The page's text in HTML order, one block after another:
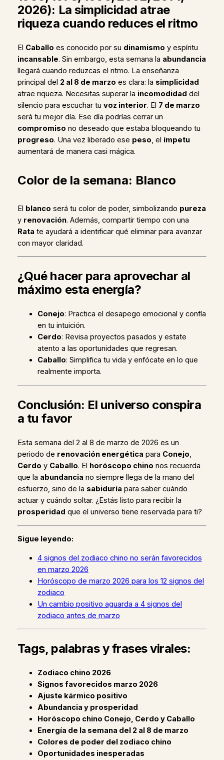
2026): La simplicidad atrae
riqueza cuando reduces el ritmo
El Caballo es conocido por su dinamismo y espíritu
incansable. Sin embargo, esta semana la abundancia
llegará cuando reduzcas el ritmo. La enseñanza
principal del 2 al 8 de marzo es clara: la simplicidad
atrae riqueza. Necesitas superar la incomodidad del
silencio para escuchar tu voz interior. El 7 de marzo
será tu mejor día. Ese día podrías cerrar un
compromiso no deseado que estaba bloqueando tu
progreso. Una vez liberado ese peso, el ímpetu
aumentará de manera casi mágica.
Color de la semana: Blanco
El blanco será tu color de poder, simbolizando pureza
y renovación. Además, compartir tiempo con una
Rata te ayudará a identificar qué eliminar para avanzar
con mayor claridad.
¿Qué hacer para aprovechar al
máximo esta energía?
Conejo: Practica el desapego emocional y confía
en tu intuición.
Cerdo: Revisa proyectos pasados y estate
atento a las oportunidades que regresan.
Caballo: Simplifica tu vida y enfócate en lo que
realmente importa.
Conclusión: El universo conspira
a tu favor
Esta semana del 2 al 8 de marzo de 2026 es un
periodo de renovación energética para Conejo,
Cerdo y Caballo. El horóscopo chino nos recuerda
que la abundancia no siempre llega de la mano del
esfuerzo, sino de la sabiduría para saber cuándo
actuar y cuándo soltar. ¿Estás listo para recibir la
prosperidad que el universo tiene reservada para ti?
Sigue leyendo:
4 signos del zodiaco chino no serán favorecidos
en marzo 2026
Horóscopo de marzo 2026 para los 12 signos del
zodiaco
Un cambio positivo aguarda a 4 signos del
zodiaco antes de marzo
Tags, palabras y frases virales:
Zodiaco chino 2026
Signos favorecidos marzo 2026
Ajuste kármico positivo
Abundancia y prosperidad
Horóscopo chino Conejo, Cerdo y Caballo
Energía de la semana del 2 al 8 de marzo
Colores de poder del zodiaco chino
Oportunidades inesperadas